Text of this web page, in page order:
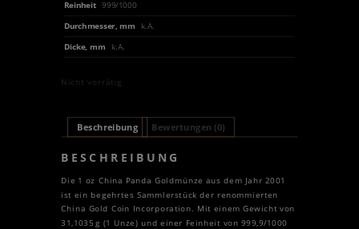
Reinheit 999/1000
Durchmesser, mm
k.A.
Dicke, mm k.A.
Nicht vorrätig
Beschreibung Bewertungen (0)
BESCHREIBUNG
Die 1 oz China Panda Goldmünze aus dem Jahr 2001
ist ein begehrtes Sammlerstück der renommierten
China Gold Coin Incorporation. Mit einem Gewicht von
31,1035 g (1 Unze) und einer Feinheit von 999,9/1000